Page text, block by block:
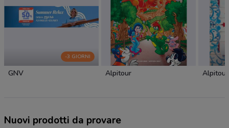
-3 GIORNI
GNV Alpitour Alpitour
Nuovi prodotti da provare